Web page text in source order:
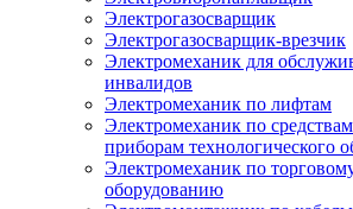
Электрогазосварщик
Электрогазосварщик-врезчик
Электромеханик для
инвалидов
Электромеханик по лифтам
Электромеханик по
приборам технологического
Электромеханик по
оборудованию